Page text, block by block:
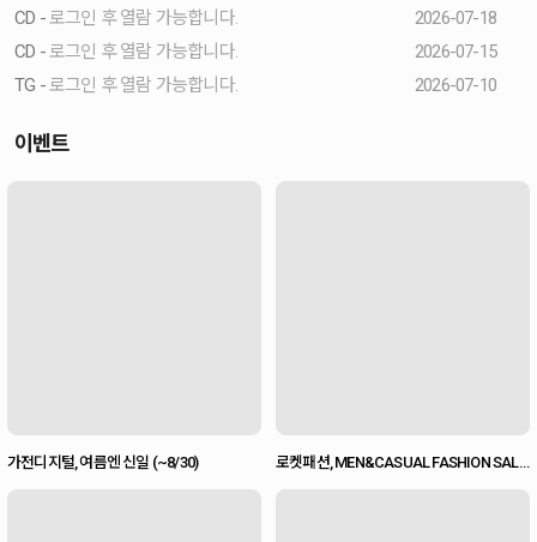
CD -로그인 후 열람 가능합니다.
2026-07-18
CD -로그인 후 열람 가능합니다.
2026-07-15
TG -로그인 후 열람 가능합니다. 2026-07-10
이벤트
가전디지털, 여름엔 신일 (~8/30)
로켓패션, MEN&CASUAL FASHION SALE